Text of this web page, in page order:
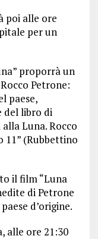
poi alle ore
per un
proporrà un
Petrone:
paese,
del libro di
Luna. Rocco
11” (Rubbettino
il film “Luna
di Petrone
d’origine.
alle ore 21:30